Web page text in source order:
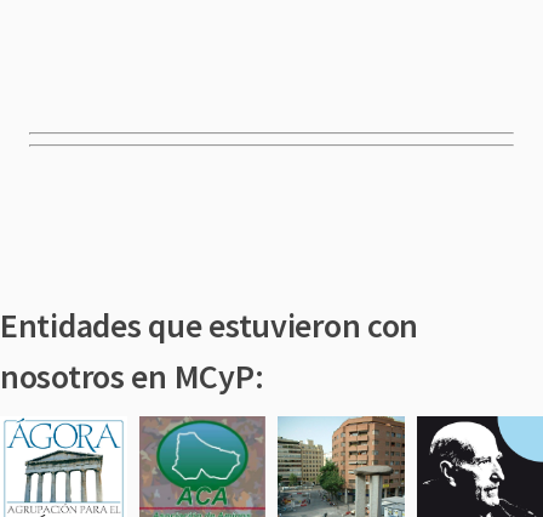
Entidades que estuvieron con
nosotros en MCyP: